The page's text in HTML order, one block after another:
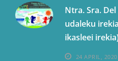
Ntra. Sra.
udaleku
ikasleei
24 APRIL, 2020